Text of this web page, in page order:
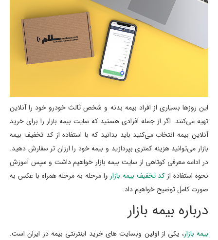
این روزها بسیاری از افراد بیمه بدنه و شخص ثالث خودرو خود را آنلاین
تهیه می‌کنند. اگر از جمله افرادی هستید که سایت بیمه بازار را برای خرید
آنلاین بیمه انتخاب می‌کنید باید بدانید که با استفاده از کد تخفیف بیمه
بازار می‌توانید هزینه کمتری بپردازید و بیمه خود را ارزان تر سفارش دهید.
در ادامه معرفی کوتاهی از سایت بیمه بازار خواهیم داشت و سپس آموزش
نحوه استفاده از کد تخفیف بیمه بازار را مرحله به مرحله همراه با عکس به
صورت کامل توضیح خواهیم داد.
درباره بیمه بازار
بیمه بازار، یکی از اولین وبسایت های خرید اینترنتی بیمه در ایران است.